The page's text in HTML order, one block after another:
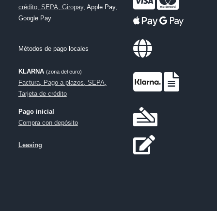
crédito, SEPA, Giropay, Apple Pay,
Google Pay
Métodos de pago locales
KLARNA (zona del euro)
Factura, Pago a plazos, SEPA,
Tarjeta de crédito
Pago inicial
Compra con depósito
Leasing